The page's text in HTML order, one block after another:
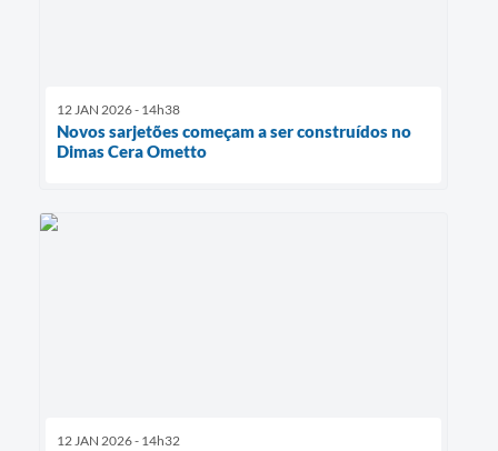
12 JAN 2026 - 14h38
Novos sarjetões começam a ser construídos no
Dimas Cera Ometto
12 JAN 2026 - 14h32